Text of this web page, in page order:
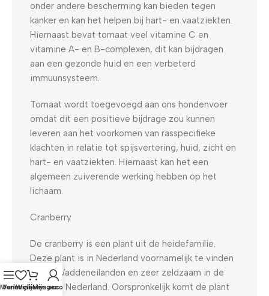
onder andere bescherming kan bieden tegen
kanker en kan het helpen bij hart- en vaatziekten.
Hiernaast bevat tomaat veel vitamine C en
vitamine A- en B-complexen, dit kan bijdragen
aan een gezonde huid en een verbeterd
immuunsysteem.
Tomaat wordt toegevoegd aan ons hondenvoer
omdat dit een positieve bijdrage zou kunnen
leveren aan het voorkomen van rasspecifieke
klachten in relatie tot spijsvertering, huid, zicht en
hart- en vaatziekten. Hiernaast kan het een
algemeen zuiverende werking hebben op het
lichaam.
Cranberry
De cranberry is een plant uit de heidefamilie.
Deze plant is in Nederland voornamelijk te vinden
op de Waddeneilanden en zeer zeldzaam in de
rest van Nederland. Oorspronkelijk komt de plant
Menu
Verlanglijst
Winkelwagen
Mijn account